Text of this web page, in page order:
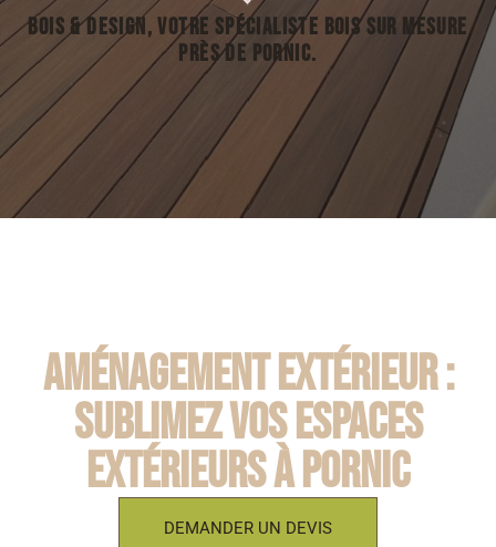
Bois & Design, votre spécialiste bois sur mesure
près de Pornic.
Aménagement extérieur :
Sublimez vos espaces
extérieurs à Pornic
DEMANDER UN DEVIS